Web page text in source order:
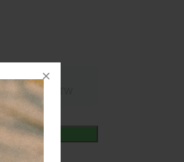
incl.
9% BTW
winkelmand